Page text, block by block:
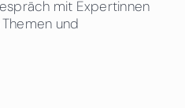
mit Expertinnen
und